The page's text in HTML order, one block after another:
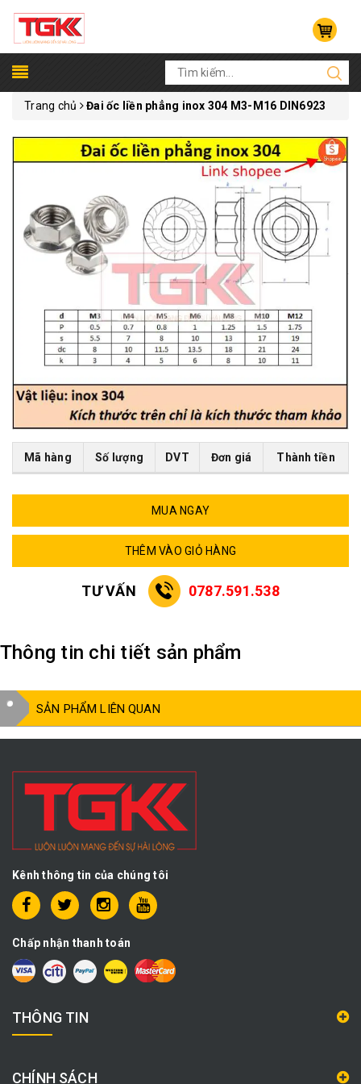
Trang chủ Đai ốc liền phẳng inox 304 M3-M16 DIN6923
Mã hàng Số lượng DVT Đơn giá Thành tiền
MUA NGAY
THÊM VÀO GIỎ HÀNG
TƯ VẤN 0787.591.538
Thông tin chi tiết sản phẩm
SẢN PHẨM LIÊN QUAN
Kênh thông tin của chúng tôi
Chấp nhận thanh toán
THÔNG TIN
CHÍNH SÁCH